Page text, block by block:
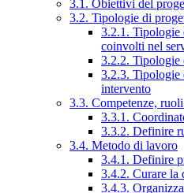
3.1. Obiettivi del
3.2. Tipologie di
3.2.1. Tipologie
coinvolti nel
3.2.2. Tipologie
3.2.3. Tipologie
intervento
3.3. Competenze,
3.3.1.
3.3.2. Definire
3.4. Metodo di lavoro
3.4.1. Definire
3.4.2. Curare la
3.4.3.